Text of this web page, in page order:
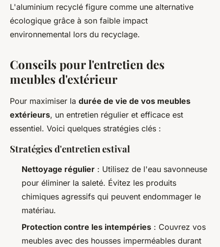
L'aluminium recyclé figure comme une alternative
écologique grâce à son faible impact
environnemental lors du recyclage.
Conseils pour l'entretien des
meubles d'extérieur
Pour maximiser la durée de vie de vos meubles
extérieurs, un entretien régulier et efficace est
essentiel. Voici quelques stratégies clés :
Stratégies d'entretien estival
Nettoyage régulier : Utilisez de l'eau savonneuse
pour éliminer la saleté. Évitez les produits
chimiques agressifs qui peuvent endommager le
matériau.
Protection contre les intempéries : Couvrez vos
meubles avec des housses imperméables durant